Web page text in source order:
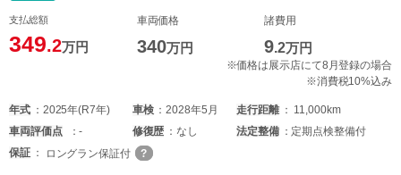
支払総額
349.2万円
車両価格
340万円
諸費用
9.2万円
※価格は展示店にて8月登録の場合
※消費税10%込み
年式 2025年(R7年) 車検 2028年5月 走行距離
11,000km
車両評価点 - 修復歴 なし 法定整備
定期点検整備付
保証
ロングラン保証付